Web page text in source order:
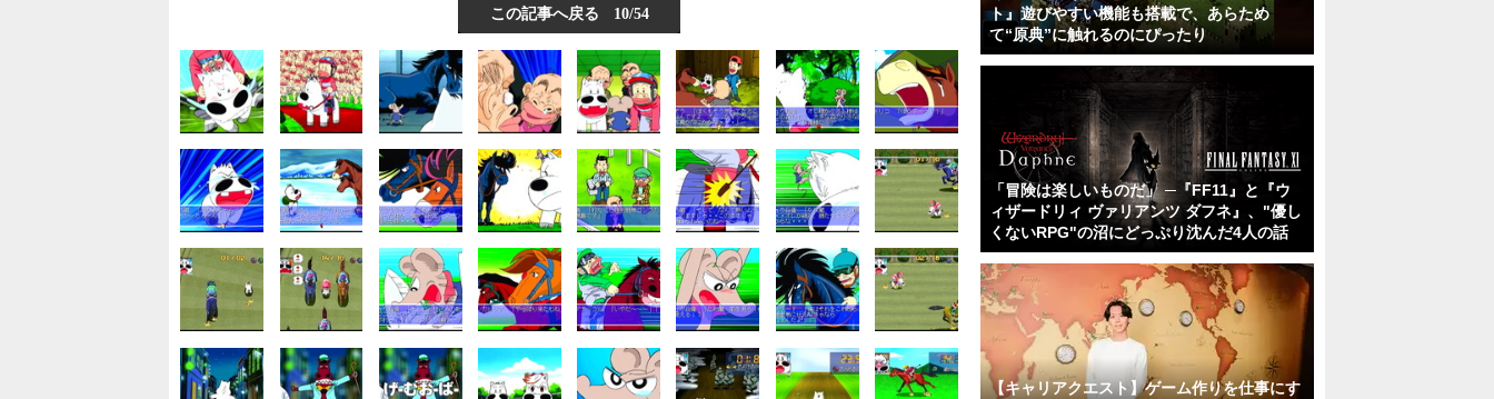
この記事へ戻る 10/54
ト』遊びやすい機能も搭載で、あらため
て“原典”に触れるのにぴったり
「冒険は楽しいものだ」 ─『FF11』と『ウ
ィザードリィ ヴァリアンツ ダフネ』、"優し
くないRPG"の沼にどっぷり沈んだ4人の話
【キャリアクエスト】ゲーム作りを仕事にす